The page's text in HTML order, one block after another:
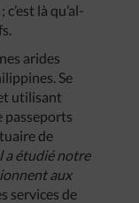
là qu’al-
arides
Se
utilisant
passeports
de
a étudié notre
aux
services de